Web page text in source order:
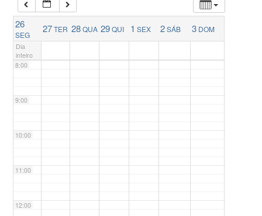
26
SEG
27TER 28QUA 29QUI 1 SEX 2SÁB 3 DOM
Dia
inteiro
7:00
8:00
9:00
10:00
11:00
12:00